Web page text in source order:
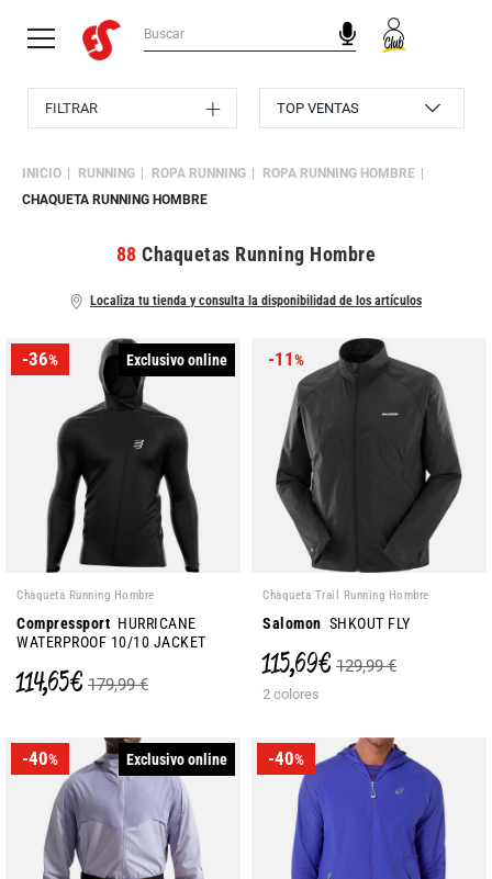
INICIO RUNNING ROPA RUNNING
ROPA RUNNING HOMBRE
CHAQUETA RUNNING HOMBRE
Localiza tu tienda y consulta la disponibilidad de los artículos
88 Chaquetas Running Hombre
-36% Exclusivo online
Chaqueta Running Hombre
Compressport HURRICANE
WATERPROOF 10/10 JACKET
114,65 € 179,99 €
-11%
Chaqueta Trail Running Hombre
Salomon SHKOUT FLY
115,69 € 129,99 €
2 colores
-40% Exclusivo online -40%
FILTRAR